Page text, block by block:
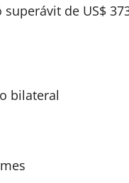
superávit de US$
bilateral